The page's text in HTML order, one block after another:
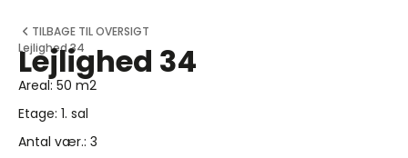
TILBAGE TIL OVERSIGT
Lejlighed 34
Lejlighed 34
Areal: 50 m2
Etage: 1. sal
Antal vær.: 3